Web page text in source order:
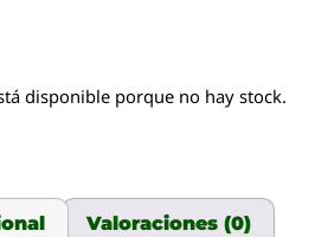
disponible porque no hay stock.
Valoraciones (0)